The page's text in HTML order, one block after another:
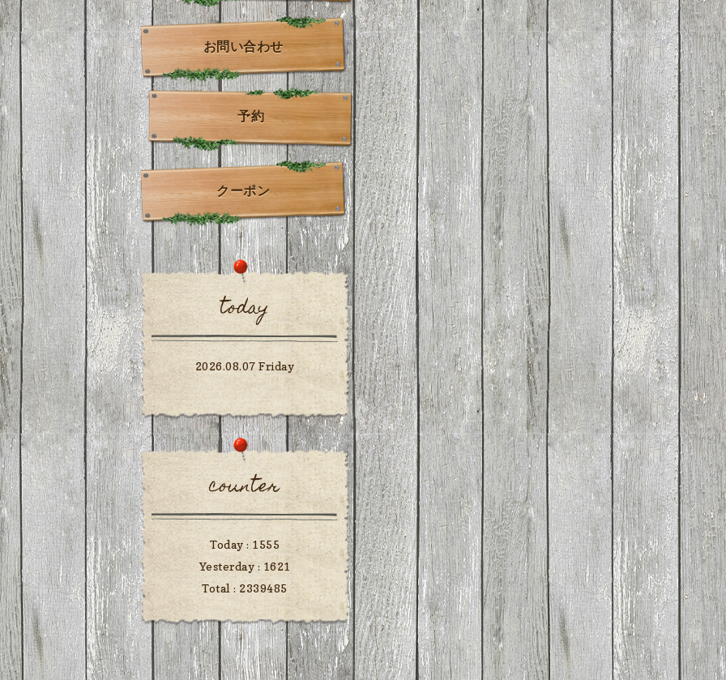
お問い合わせ
予約
クーポン
today
2026.08.07 Friday
counter
Today : 1555
Yesterday : 1621
Total : 2339485